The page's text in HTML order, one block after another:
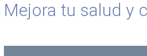
Mejora tu salud y